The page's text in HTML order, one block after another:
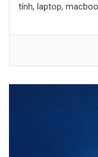
tính, laptop,